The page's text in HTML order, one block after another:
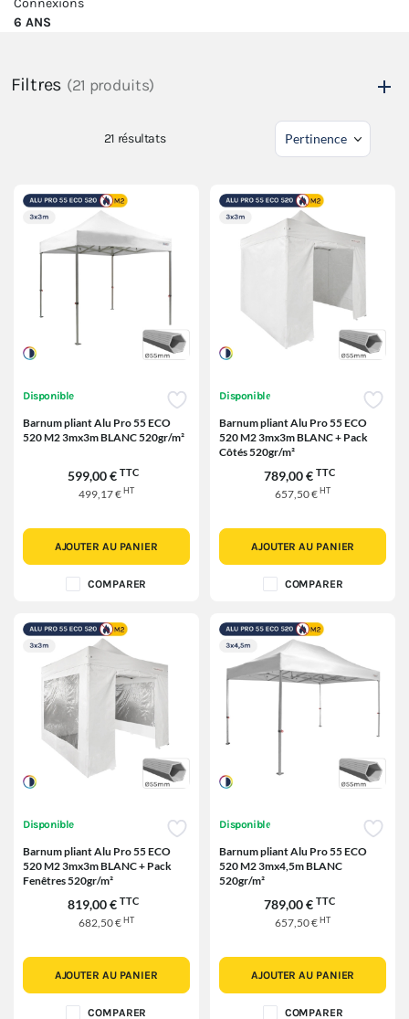
6 ANS
Filtres (21 produits)
21 résultats
Disponible
Barnum pliant Alu Pro 55 ECO
520 M2 3mx3m BLANC 520gr/m²
599,00 € TTC
499,17 € HT
AJOUTER AU PANIER
COMPARER
Disponible
Barnum pliant Alu Pro 55 ECO
520 M2 3mx3m BLANC + Pack
Côtés 520gr/m²
789,00 € TTC
657,50 €HT
AJOUTER AU PANIER
COMPARER
Disponible
Barnum pliant Alu Pro 55 ECO
520 M2 3mx3m BLANC + Pack
Fenêtres 520gr/m²
819,00 € TTC
682,50 €HT
AJOUTER AU PANIER
COMPARER
Disponible
Barnum pliant Alu Pro 55 ECO
520 M2 3mx4,5m BLANC
520gr/m²
789,00 € TTC
657,50 €HT
AJOUTER AU PANIER
COMPARER